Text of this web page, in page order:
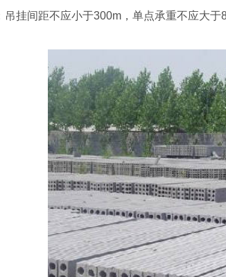
吊挂间距不应小于300m，单点承重不应大于